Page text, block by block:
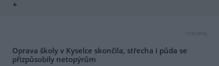
reklama
Oprava školy v Kyselce skončila, střecha i půda se
přizpůsobily netopýrům